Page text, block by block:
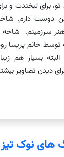
برای لبخندت و
دوست دارم.
هنر سرزمینم.
توسط خانم پریسا
بسیار هم
دیدن تصاویر
های نوک تیز